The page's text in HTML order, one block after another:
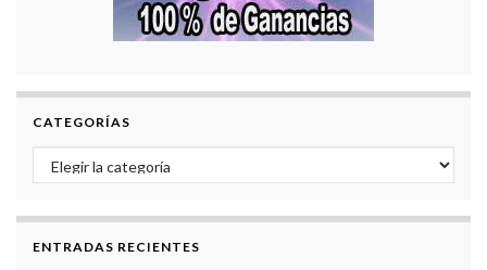
CATEGORÍAS
Categorías
ENTRADAS RECIENTES